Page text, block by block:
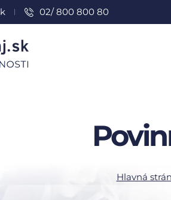
02/ 800 800 80
Hlavná